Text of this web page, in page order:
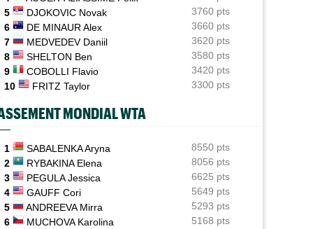
et sans pop up
08:50
US Open
Les amoureux Monfils et Svitolina ensemble pour le
double mixte ?
08:25
ATP - Montréal
Griekspoor : "Quand on connaît mon histoire face à
Zverev..."
ATP - Montréal
João Fonseca répond aux critiques : "Le circuit est
éprouvant"
ATP - Cincinnati
Jannik Sinner gêné au genou... inquiétude avant
Cincinnati
5
DJOKOVIC Novak
3760 pts
6
DE MINAUR Alex
3660 pts
7
MEDVEDEV Daniil
3620 pts
8
SHELTON Ben
3580 pts
9
COBOLLI Flavio
3420 pts
10
FRITZ Taylor 3300 pts
MONDIAL WTA
1 SABALENKA Aryna
8550 pts
2
RYBAKINA Elena
8056 pts
3
PEGULA Jessica
6625 pts
4
GAUFF Cori
5649 pts
5
ANDREEVA Mirra
5293 pts
6
MUCHOVA Karolina
5168 pts